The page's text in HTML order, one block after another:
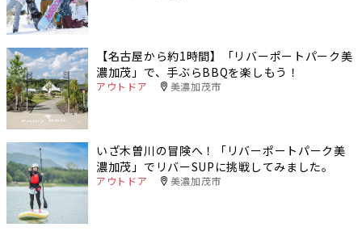
【名古屋から約1時間】「リバーポートパーク美
濃加茂」で、手ぶらBBQを楽しもう！
アウトドア 美濃加茂市
いざ木曽川の冒険へ！「リバーポートパーク美
濃加茂」でリバーSUPに挑戦してみました。
アウトドア 美濃加茂市